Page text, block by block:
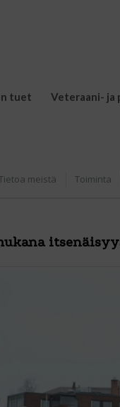
tuet Veteraani-
meistä Toiminta